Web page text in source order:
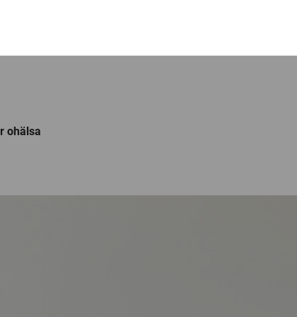
ohälsa